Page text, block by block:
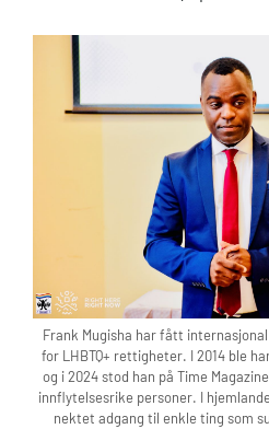
Frank Mugisha har fått
for LHBTQ+ rettigheter. I 2014 ble
og i 2024 stod han på Time
innflytelsesrike personer. I
nektet adgang til enkle ting som